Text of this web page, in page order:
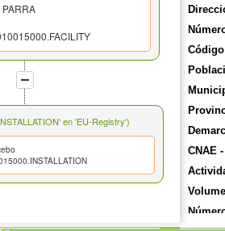
en 'EU-Registry')
CNAE